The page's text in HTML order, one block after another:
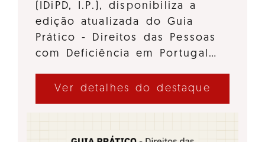
(IDiPD, I.P.), disponibiliza a
edição atualizada do Guia
Prático - Direitos das Pessoas
com Deficiência em Portugal…
Ver detalhes do destaque